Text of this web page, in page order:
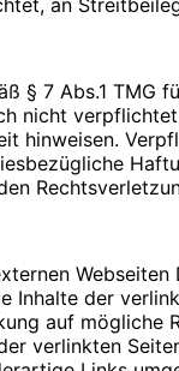
gemäß § 27 a
§ 55 Abs. 2
wir Cookies
Einsatz nicht
1 lit. f DSGVO
Cookies nicht
die
dass Sie auf
an
§ 7 Abs.1 TMG
nicht
hinweisen.
Inhalte der
auf mögliche
verlinkten